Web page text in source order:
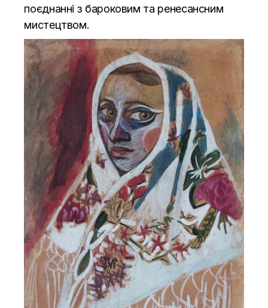
поєднанні з бароковим та ренесансним
мистецтвом.